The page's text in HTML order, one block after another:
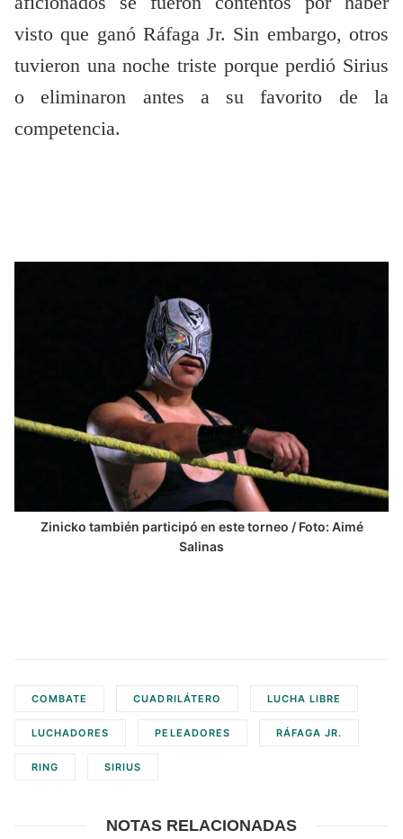
visto que ganó Ráfaga Jr. Sin embargo, otros
tuvieron una noche triste porque perdió Sirius
o eliminaron antes a su favorito de la
competencia.
Zinicko también participó en este torneo / Foto: Aimé
Salinas
COMBATE CUADRILÁTERO LUCHA LIBRE
LUCHADORES PELEADORES RÁFAGA JR.
RING SIRIUS
NOTAS RELACIONADAS